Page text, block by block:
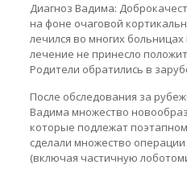
Диагноз Вадима:
на фоне очаговой
лечился во многих
лечение не принесло
Родители обратились в
После обследования за
Вадима множество
которые подлежат
сделали множество
(включая частичную